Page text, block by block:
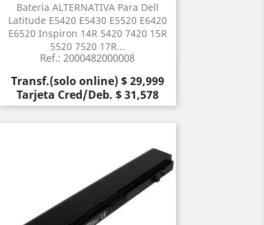
Bateria ALTERNATIVA Para Dell
Latitude E5420 E5430 E5520 E6420
E6520 Inspiron 14R 5420 7420 15R
5520 7520 17R...
Ref.: 2000482000008
Precio
Transf.(solo online) $ 29,999
Tarjeta Cred/Deb. $ 31,578
